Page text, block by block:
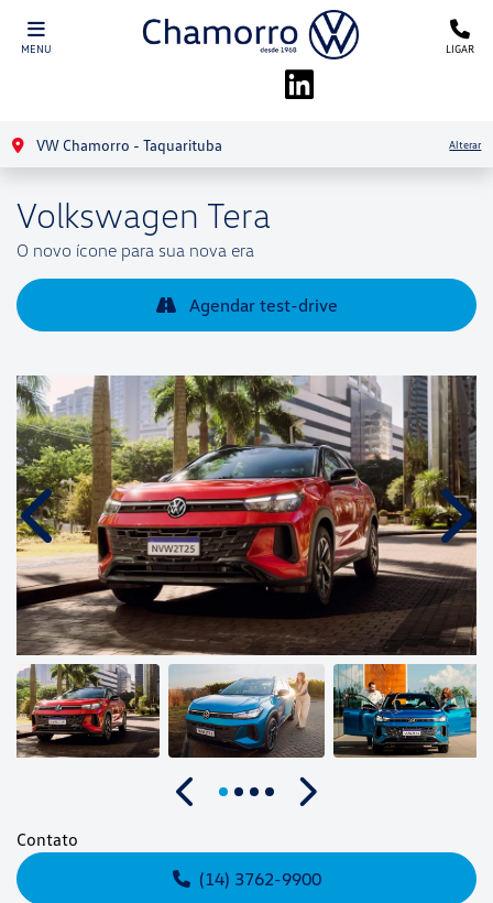
MENU LIGAR
VW Chamorro - Taquarituba Alterar
Volkswagen Tera
O novo ícone para sua nova era
Agendar test-drive
Anterior
Anterior
Próximo
Contato
(14) 3762-9900